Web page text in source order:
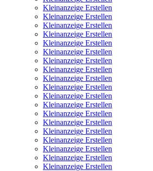
Kleinanzeige Erstellen
Kleinanzeige Erstellen
Kleinanzeige Erstellen
Kleinanzeige Erstellen
Kleinanzeige Erstellen
Kleinanzeige Erstellen
Kleinanzeige Erstellen
Kleinanzeige Erstellen
Kleinanzeige Erstellen
Kleinanzeige Erstellen
Kleinanzeige Erstellen
Kleinanzeige Erstellen
Kleinanzeige Erstellen
Kleinanzeige Erstellen
Kleinanzeige Erstellen
Kleinanzeige Erstellen
Kleinanzeige Erstellen
Kleinanzeige Erstellen
Kleinanzeige Erstellen